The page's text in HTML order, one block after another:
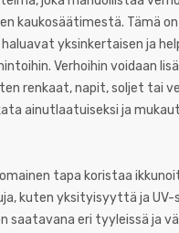
kaukosäätimestä. Tämä
yksinkertaisen ja
Verhoihin voidaan
renkaat, napit, soljet tai
ainutlaatuiseksi ja
tapa koristaa
kuten yksityisyyttä ja UV-
saatavana eri tyyleissä ja